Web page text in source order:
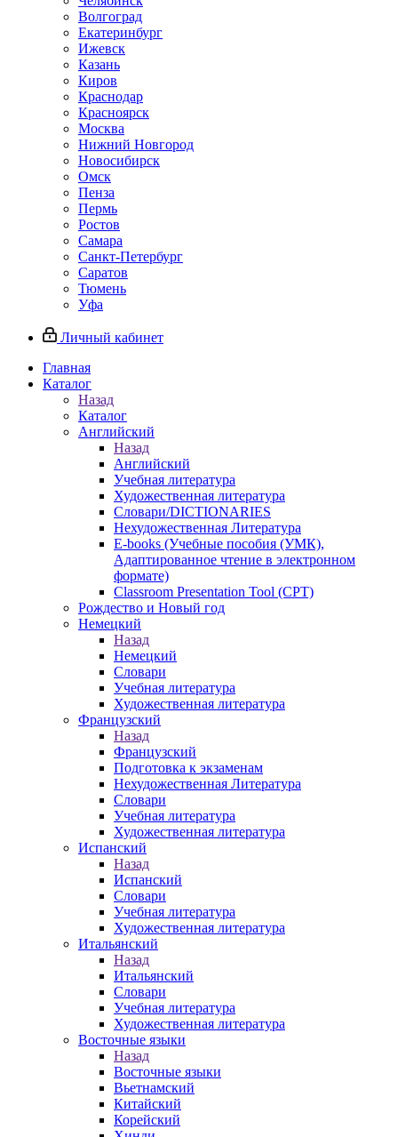
Волгоград
Екатеринбург
Ижевск
Казань
Киров
Краснодар
Красноярск
Москва
Нижний Новгород
Новосибирск
Омск
Пенза
Пермь
Ростов
Самара
Санкт-Петербург
Саратов
Тюмень
Уфа
Личный кабинет
Главная
Каталог
Назад
Каталог
Английский
Назад
Английский
Учебная литература
Художественная литература
Словари/DICTIONARIES
Нехудожественная Литература
E-books (Учебные пособия (УМК),
Адаптированное чтение в электронном
формате)
Classroom Presentation Tool (CPT)
Рождество и Новый год
Немецкий
Назад
Немецкий
Словари
Учебная литература
Художественная литература
Французский
Назад
Французский
Подготовка к экзаменам
Нехудожественная Литература
Словари
Учебная литература
Художественная литература
Испанский
Назад
Испанский
Словари
Учебная литература
Художественная литература
Итальянский
Назад
Итальянский
Словари
Учебная литература
Художественная литература
Восточные языки
Назад
Восточные языки
Вьетнамский
Китайский
Корейский